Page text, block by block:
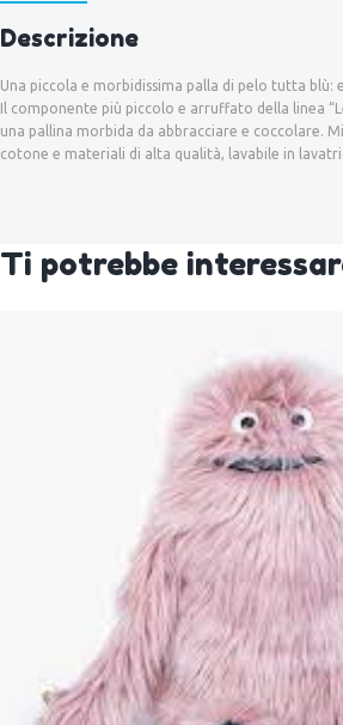
Descrizione
Una piccola e morbidissima palla di pelo tutta blù:
Il componente più piccolo e arruffato della linea
una pallina morbida da abbracciare e coccolare.
cotone e materiali di alta qualità, lavabile in
Ti potrebbe